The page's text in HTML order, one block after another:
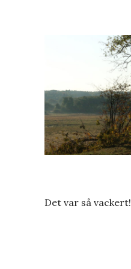
Det var så vackert!